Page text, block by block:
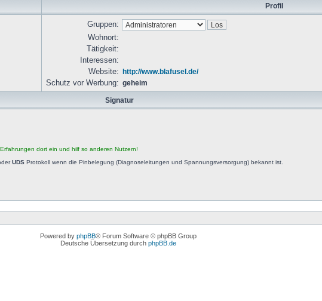
Profil
Gruppen:
Wohnort:
Tätigkeit:
Interessen:
Website: http://www.blafusel.de/
Schutz vor Werbung: geheim
Signatur
dort ein und hilf so anderen Nutzern!
UDS Protokoll wenn die Pinbelegung (Diagnoseleitungen und Spannungsversorgung) bekannt ist.
Powered by phpBB® Forum Software © phpBB Group
Deutsche Übersetzung durch phpBB.de